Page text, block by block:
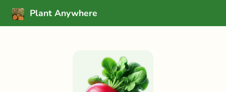
Plant Anywhere